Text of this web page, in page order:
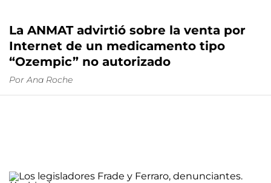
La ANMAT advirtió sobre la venta por
Internet de un medicamento tipo
“Ozempic” no autorizado
Por Ana Roche